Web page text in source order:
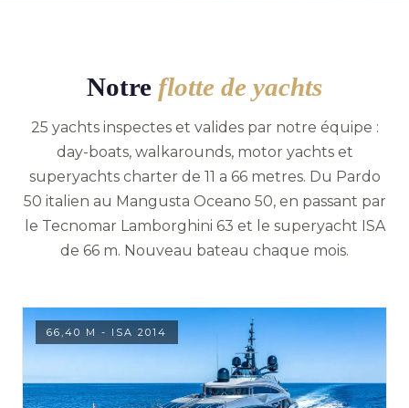
Notre flotte de yachts
25 yachts inspectes et valides par notre équipe :
day-boats, walkarounds, motor yachts et
superyachts charter de 11 a 66 metres. Du Pardo
50 italien au Mangusta Oceano 50, en passant par
le Tecnomar Lamborghini 63 et le superyacht ISA
de 66 m. Nouveau bateau chaque mois.
66,40 M - ISA 2014